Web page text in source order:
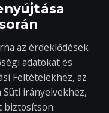
az érdeklődések
adatokat és
Feltételekhez, az
irányelvekhez,
biztosítson.